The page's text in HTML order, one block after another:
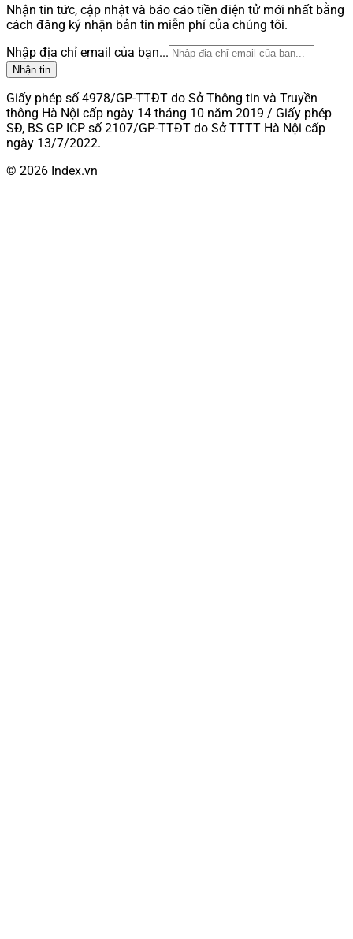
Nhận tin tức, cập nhật và báo cáo tiền điện tử mới nhất bằng
cách đăng ký nhận bản tin miễn phí của chúng tôi.
Nhập địa chỉ email của bạn...
Nhận tin
Giấy phép số 4978/GP-TTĐT do Sở Thông tin và Truyền
thông Hà Nội cấp ngày 14 tháng 10 năm 2019 / Giấy phép
SĐ, BS GP ICP số 2107/GP-TTĐT do Sở TTTT Hà Nội cấp
ngày 13/7/2022.
© 2026 Index.vn